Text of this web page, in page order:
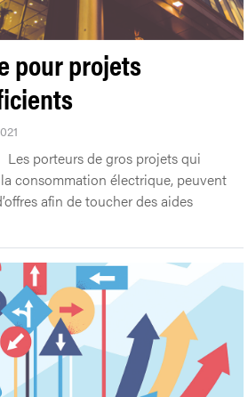
pour projets
Les porteurs de gros projets qui
consommation électrique, peuvent
afin de toucher des aides